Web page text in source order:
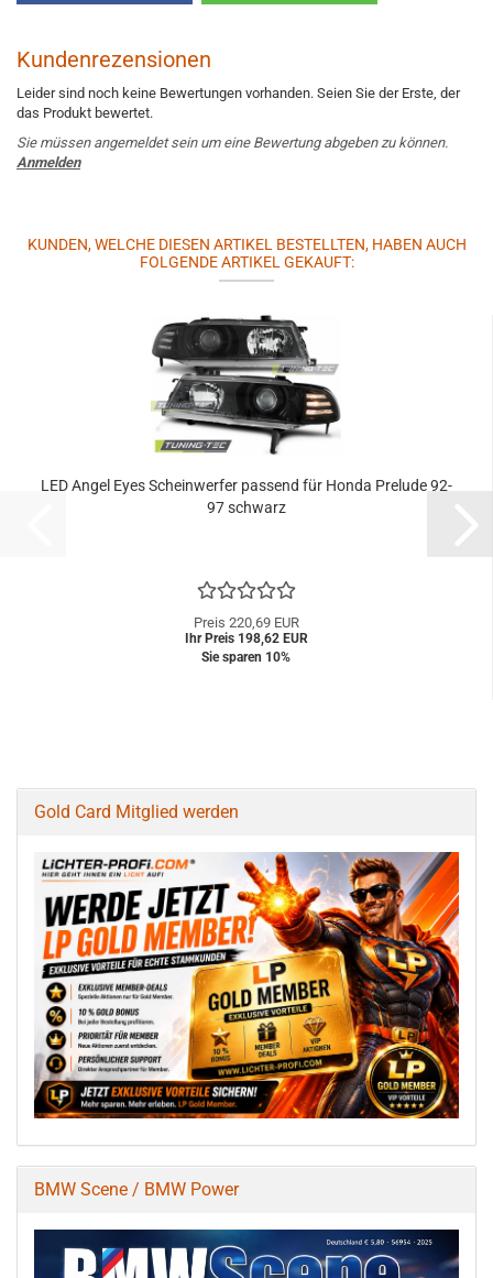
Kundenrezensionen
Leider sind noch keine Bewertungen vorhanden. Seien Sie der Erste, der
das Produkt bewertet.
Sie müssen angemeldet sein um eine Bewertung abgeben zu können.
Anmelden
KUNDEN, WELCHE DIESEN ARTIKEL BESTELLTEN, HABEN AUCH
FOLGENDE ARTIKEL GEKAUFT:
LED Angel Eyes Scheinwerfer passend für Honda Prelude 92-
97 schwarz
Preis 220,69 EUR
Ihr Preis 198,62 EUR
Sie sparen 10%
Gold Card Mitglied werden
BMW Scene / BMW Power